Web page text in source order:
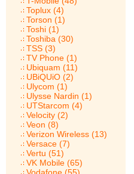
Toplux (4)
Torson (1)
Toshi (1)
Toshiba (30)
TSS (3)
TV Phone (1)
Ubiquam (11)
UBiQUiO (2)
Ulycom (1)
Ulysse Nardin (1)
UTStarcom (4)
Velocity (2)
Veon (8)
Verizon Wireless (13)
Versace (7)
Vertu (51)
VK Mobile (65)